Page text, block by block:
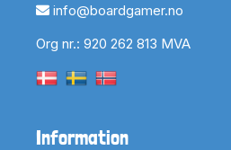
info@boardgamer.no
Org nr.: 920 262 813 MVA
Information